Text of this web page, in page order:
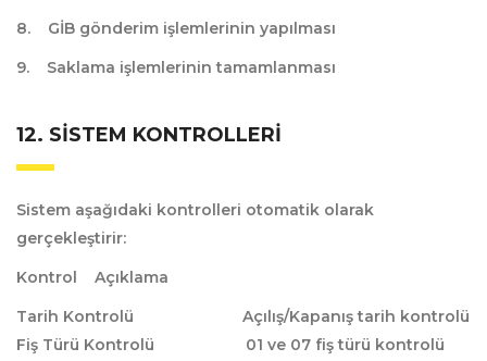
8. GİB gönderim işlemlerinin yapılması
9. Saklama işlemlerinin tamamlanması
12. SISTEM KONTROLLERI
Sistem aşağıdaki kontrolleri otomatik olarak
gerçekleştirir:
Kontrol Açıklama
Tarih Kontrolü Açılış/Kapanış tarih kontrolü
Fiş Türü Kontrolü 01 ve 07 fiş türü kontrolü